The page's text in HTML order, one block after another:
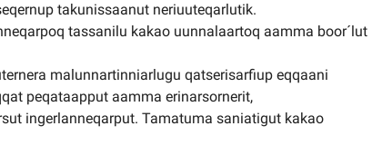
takunissaanut neriuuteqarlutik.
tassanilu kakao uunnalaartoq aamma boor´lut
malunnartinniarlugu qatserisarfiup eqqaani
peqataapput aamma erinarsornerit,
ingerlanneqarput. Tamatuma saniatigut kakao